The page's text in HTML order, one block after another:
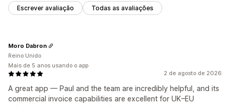
Escrever avaliação Todas as avaliações
2 de agosto de 2026
A great app — Paul and the team are incredibly helpful, and its
commercial invoice capabilities are excellent for UK–EU
Moro Dabron
Reino Unido
Mais de 5 anos usando o app